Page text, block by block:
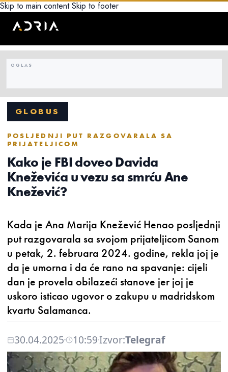
Skip to main content Skip to footer
GLOBUS
POSLJEDNJI PUT RAZGOVARALA SA
PRIJATELJICOM
Kako je FBI doveo Davida
Kneževića u vezu sa smrću Ane
Knežević?
Kada je Ana Marija Knežević Henao posljednji
put razgovarala sa svojom prijateljicom Sanom
u petak, 2. februara 2024. godine, rekla joj je
da je umorna i da će rano na spavanje: cijeli
dan je provela obilazeći stanove jer joj je
uskoro isticao ugovor o zakupu u madridskom
kvartu Salamanca.
30.04.2025 10:59Izvor:Telegraf